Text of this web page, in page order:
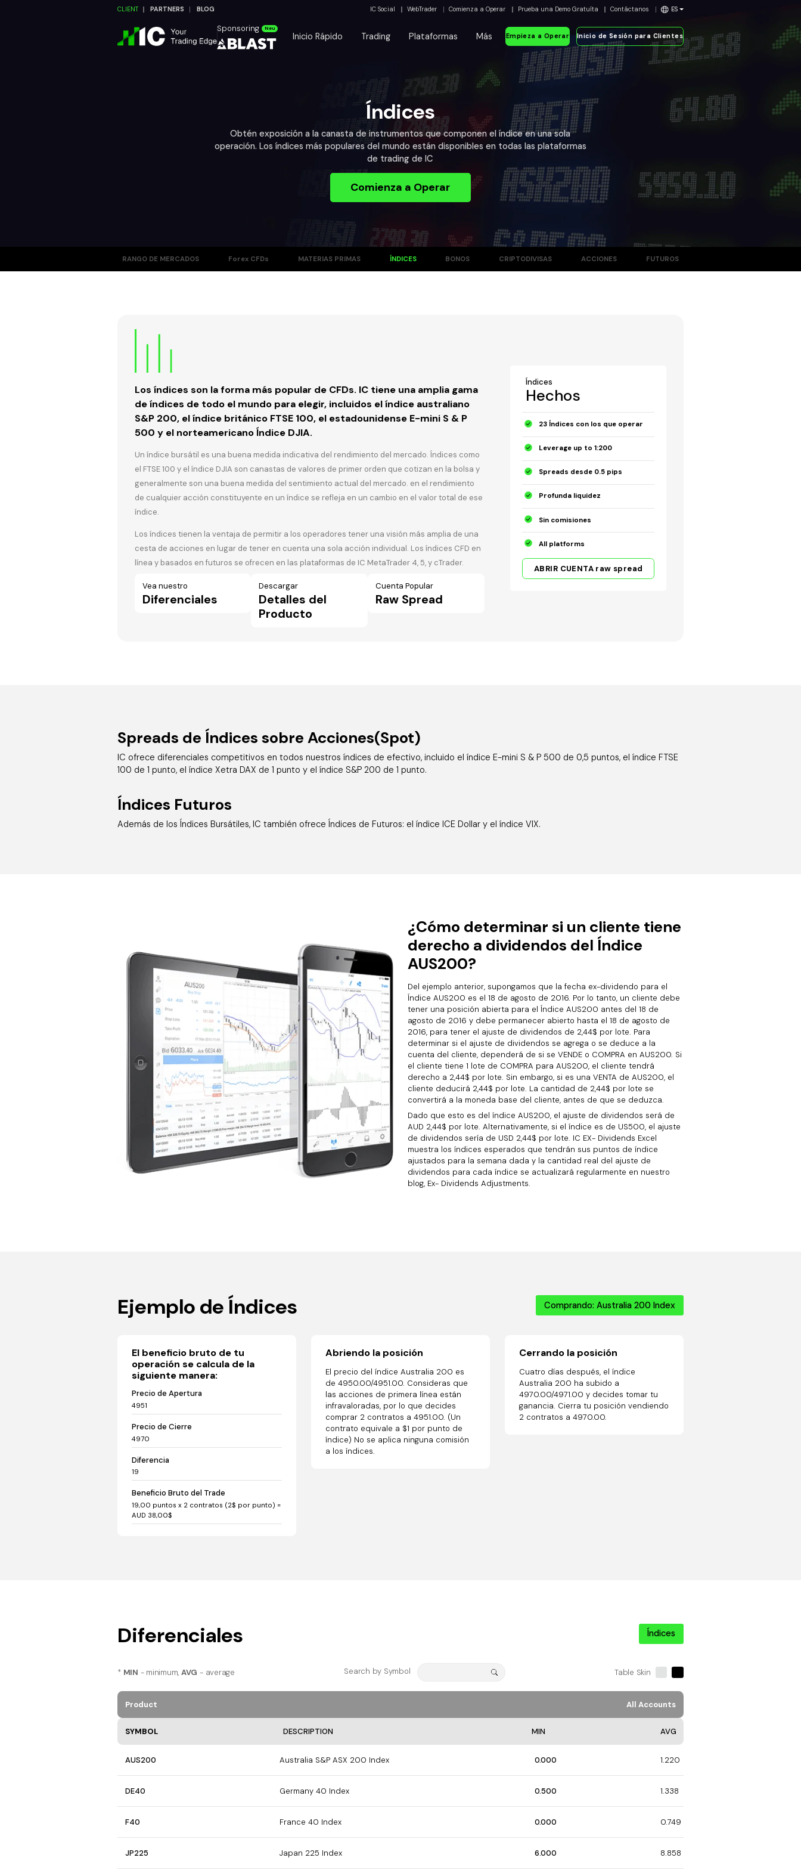
CLIENT PARTNERS BLOG IC Social WebTrader Comienza a Operar Prueba una Demo Gratuíta Contáctanos ES
Sponsoring Neu
Inicio Rápido Trading Plataformas Más Empieza a Operar Inicio de Sesión para Clientes
Índices
Obtén exposición a la canasta de instrumentos que componen el índice en una sola
operación. Los índices más populares del mundo están disponibles en todas las plataformas
de trading de IC
Comienza a Operar
RANGO DE MERCADOS Forex CFDs MATERIAS PRIMAS ÍNDICES BONOS CRIPTODIVISAS ACCIONES FUTUROS
Los índices son la forma más popular de CFDs. IC tiene una amplia gama
de índices de todo el mundo para elegir, incluidos el índice australiano
S&P 200, el índice británico FTSE 100, el estadounidense E-mini S & P
500 y el norteamericano Índice DJIA.
Un índice bursátil es una buena medida indicativa del rendimiento del mercado. Índices como
el FTSE 100 y el índice DJIA son canastas de valores de primer orden que cotizan en la bolsa y
generalmente son una buena medida del sentimiento actual del mercado. en el rendimiento
de cualquier acción constituyente en un índice se refleja en un cambio en el valor total de ese
índice.
Los índices tienen la ventaja de permitir a los operadores tener una visión más amplia de una
cesta de acciones en lugar de tener en cuenta una sola acción individual. Los índices CFD en
línea y basados en futuros se ofrecen en las plataformas de IC MetaTrader 4, 5, y cTrader.
Vea nuestro
Diferenciales
Descargar
Detalles del
Producto
Cuenta Popular
Raw Spread
Índices
Hechos
23 Índices con los que operar
Leverage up to 1:200
Spreads desde 0.5 pips
Profunda liquidez
Sin comisiones
All platforms
ABRIR CUENTA raw spread
Spreads de Índices sobre Acciones(Spot)
IC ofrece diferenciales competitivos en todos nuestros índices de efectivo, incluido el índice E-mini S & P 500 de 0,5 puntos, el índice FTSE
100 de 1 punto, el índice Xetra DAX de 1 punto y el índice S&P 200 de 1 punto.
Índices Futuros
Además de los Índices Bursátiles, IC también ofrece Índices de Futuros: el índice ICE Dollar y el índice VIX.
¿Cómo determinar si un cliente tiene
derecho a dividendos del Índice
AUS200?
Del ejemplo anterior, supongamos que la fecha ex-dividendo para el
Índice AUS200 es el 18 de agosto de 2016. Por lo tanto, un cliente debe
tener una posición abierta para el Índice AUS200 antes del 18 de
agosto de 2016 y debe permanecer abierto hasta el 18 de agosto de
2016, para tener el ajuste de dividendos de 2,44$ por lote. Para
determinar si el ajuste de dividendos se agrega o se deduce a la
cuenta del cliente, dependerá de si se VENDE o COMPRA en AUS200. Si
el cliente tiene 1 lote de COMPRA para AUS200, el cliente tendrá
derecho a 2,44$ por lote. Sin embargo, si es una VENTA de AUS200, el
cliente deducirá 2,44$ por lote. La cantidad de 2,44$ por lote se
convertirá a la moneda base del cliente, antes de que se deduzca.
Dado que esto es del índice AUS200, el ajuste de dividendos será de
AUD 2,44$ por lote. Alternativamente, si el índice es de US500, el ajuste
de dividendos sería de USD 2,44$ por lote. IC EX- Dividends Excel
muestra los índices esperados que tendrán sus puntos de índice
ajustados para la semana dada y la cantidad real del ajuste de
dividendos para cada índice se actualizará regularmente en nuestro
blog, Ex- Dividends Adjustments.
Ejemplo de Índices Comprando: Australia 200 Index
El beneficio bruto de tu
operación se calcula de la
siguiente manera:
Precio de Apertura
4951
Precio de Cierre
4970
Diferencia
19
Beneficio Bruto del Trade
19,00 puntos x 2 contratos (2$ por punto) =
AUD 38,00$
Abriendo la posición
El precio del índice Australia 200 es
de 4950.00/4951.00. Consideras que
las acciones de primera línea están
infravaloradas, por lo que decides
comprar 2 contratos a 4951.00. (Un
contrato equivale a $1 por punto de
índice) No se aplica ninguna comisión
a los índices.
Cerrando la posición
Cuatro días después, el índice
Australia 200 ha subido a
4970.00/4971.00 y decides tomar tu
ganancia. Cierra tu posición vendiendo
2 contratos a 4970.00.
Diferenciales Índices
* MIN - minimum, AVG - average Search by Symbol Table Skin
Product All Accounts
SYMBOL DESCRIPTION MIN AVG
AUS200 Australia S&P ASX 200 Index 0.000 1.220
DE40 Germany 40 Index 0.500 1.338
F40 France 40 Index 0.000 0.749
JP225 Japan 225 Index 6.000 8.858